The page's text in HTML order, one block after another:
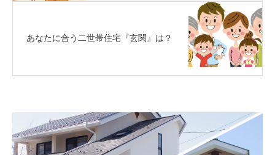
あなたに合う二世帯住宅『玄関』は？